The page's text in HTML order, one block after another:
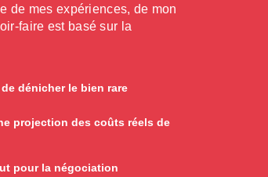
de mes expériences, de mon
faire est basé sur la
dénicher le bien rare
projection des coûts réels de
pour la négociation